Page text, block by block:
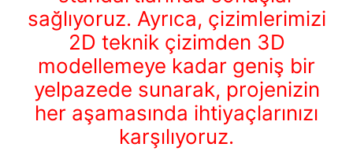
sağlıyoruz. Ayrıca, çizimlerimizi
2D teknik çizimden 3D
modellemeye kadar geniş bir
yelpazede sunarak, projenizin
her aşamasında ihtiyaçlarınızı
karşılıyoruz.